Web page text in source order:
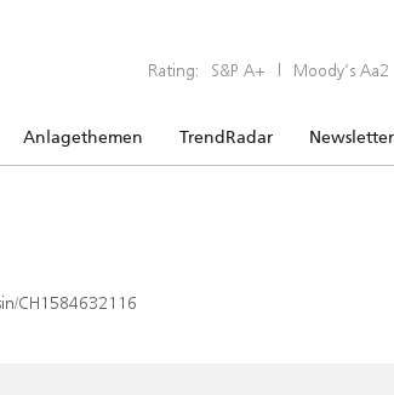
Rating: S&P A+ | Moody’s Aa2
Anlagethemen TrendRadar Newsletter
CH1584632116